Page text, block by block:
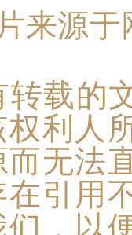
来源
转载的
利人
无法
引用
，以